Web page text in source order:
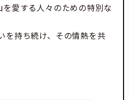
愛する人々のための特別な
を持ち続け、その情熱を共